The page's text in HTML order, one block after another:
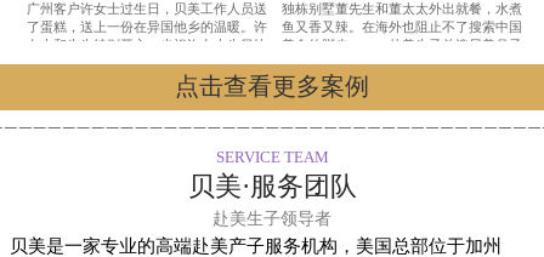
广州客户许女士过生日，贝美工作人员送
了蛋糕，送上一份在异国他乡的温暖。许
女士和先生特别开心，也祝许女士生日快
乐。——赴美生子首选贝美月子中心
独栋别墅董先生和董太太外出就餐，水煮
鱼又香又辣。在海外也阻止不了搜索中国
美食的脚步。——赴美生子首选贝美月子
中心
点击查看更多案例
SERVICE TEAM
贝美·服务团队
赴美生子领导者
贝美是一家专业的高端赴美产子服务机构，美国总部位于加州